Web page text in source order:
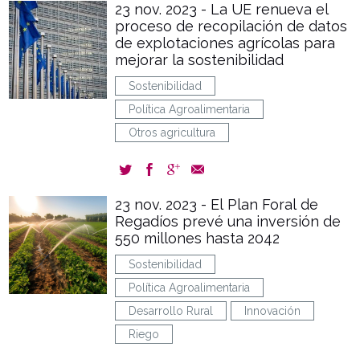
23 nov. 2023 - La UE renueva el
proceso de recopilación de datos
de explotaciones agrícolas para
mejorar la sostenibilidad
Sostenibilidad
Política Agroalimentaria
Otros agricultura
23 nov. 2023 - El Plan Foral de
Regadíos prevé una inversión de
550 millones hasta 2042
Sostenibilidad
Política Agroalimentaria
Desarrollo Rural
Innovación
Riego